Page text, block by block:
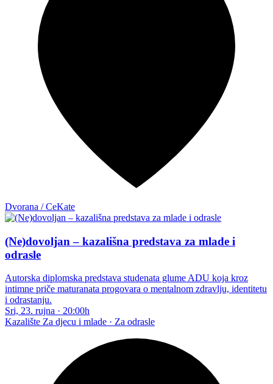
Dvorana / CeKate
(Ne)dovoljan – kazališna predstava za mlade i
odrasle
Autorska diplomska predstava studenata glume ADU koja kroz
intimne priče maturanata progovara o mentalnom zdravlju, identitetu
i odrastanju.
Sri, 23. rujna · 20:00h
Kazalište Za djecu i mlade · Za odrasle